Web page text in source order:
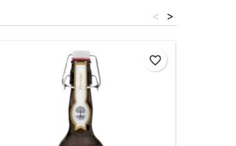
>
<
favorite_border